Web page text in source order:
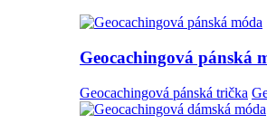
Geocachingová pánská
Geocachingová pánská trička